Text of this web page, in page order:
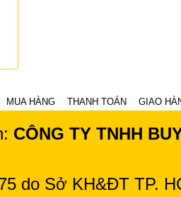
MUA HÀNG THANH TOÁN GIAO
CÔNG TY TNHH
do Sở KH&ĐT TP.